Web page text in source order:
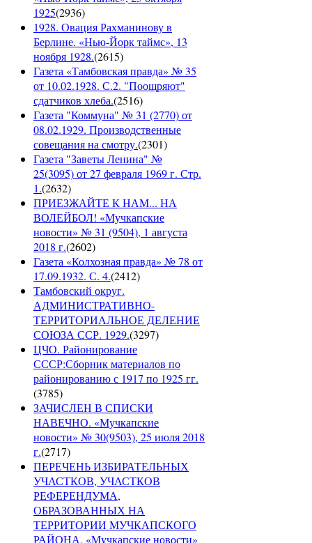
1925(2936)
1928. Овация Рахманинову в
Берлине. «Нью-Йорк таймс», 13
ноября 1928.(2615)
Газета «Тамбовская правда» № 35
от 10.02.1928. С.2. "Поощряют"
сдатчиков хлеба.(2516)
Газета "Коммуна" № 31 (2770) от
08.02.1929. Производственные
совещания на смотру.(2301)
Газета "Заветы Ленина" №
25(3095) от 27 февраля 1969 г. Стр.
1.(2632)
ПРИЕЗЖАЙТЕ К НАМ... НА
ВОЛЕЙБОЛ! «Мучкапские
новости» № 31 (9504), 1 августа
2018 г.(2602)
Газета «Колхозная правда» № 78 от
17.09.1932. С. 4.(2412)
Тамбовский округ.
АДМИНИСТРАТИВНО-
ТЕРРИТОРИАЛЬНОЕ ДЕЛЕНИЕ
СОЮЗА ССР. 1929.(3297)
ЦЧО. Районирование
СССР:Сборник материалов по
районированию с 1917 по 1925 гг.
(3785)
ЗАЧИСЛЕН В СПИСКИ
НАВЕЧНО. «Мучкапские
новости» № 30(9503), 25 июля 2018
г.(2717)
ПЕРЕЧЕНЬ ИЗБИРАТЕЛЬНЫХ
УЧАСТКОВ, УЧАСТКОВ
РЕФЕРЕНДУМА,
ОБРАЗОВАННЫХ НА
ТЕРРИТОРИИ МУЧКАПСКОГО
РАЙОНА. «Мучкапские новости»